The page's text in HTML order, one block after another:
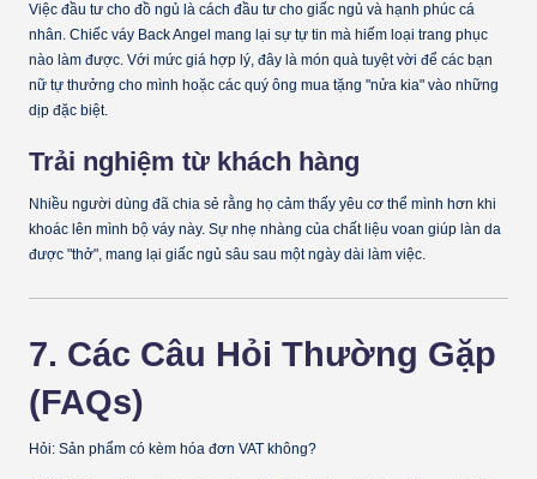
Việc đầu tư cho đồ ngủ là cách đầu tư cho giấc ngủ và hạnh phúc cá
nhân. Chiếc váy Back Angel mang lại sự tự tin mà hiếm loại trang phục
nào làm được. Với mức giá hợp lý, đây là món quà tuyệt vời để các bạn
nữ tự thưởng cho mình hoặc các quý ông mua tặng "nửa kia" vào những
dịp đặc biệt.
Trải nghiệm từ khách hàng
Nhiều người dùng đã chia sẻ rằng họ cảm thấy yêu cơ thể mình hơn khi
khoác lên mình bộ váy này. Sự nhẹ nhàng của chất liệu voan giúp làn da
được "thở", mang lại giấc ngủ sâu sau một ngày dài làm việc.
7. Các Câu Hỏi Thường Gặp
(FAQs)
Hỏi: Sản phẩm có kèm hóa đơn VAT không?